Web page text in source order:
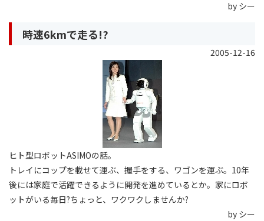
by シー
時速6kmで走る!?
2005-12-16
ヒト型ロボットASIMOの話。
トレイにコップを載せて運ぶ、握手をする、ワゴンを運ぶ。10年
後には家庭で活躍できるように開発を進めているとか。家にロボ
ットがいる毎日?ちょっと、ワクワクしませんか?
by シー